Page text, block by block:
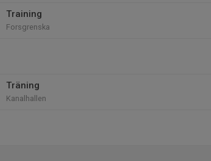
Training
Forsgrenska
Träning
Kanalhallen